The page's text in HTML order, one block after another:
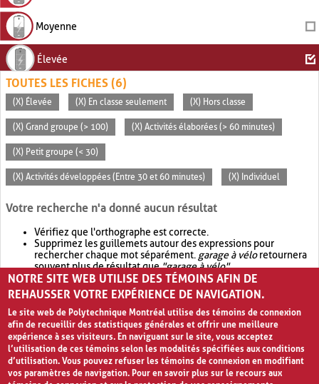
Moyenne
Élevée
TOUTES LES FICHES (6)
(X) Élevée (X) En classe seulement (X) Hors classe
(X) Grand groupe (> 100) (X) Activités élaborées (> 60 minutes)
(X) Petit groupe (< 30)
(X) Activités développées (Entre 30 et 60 minutes) (X) Individuel
Votre recherche n'a donné aucun résultat
Vérifiez que l'orthographe est correcte.
Supprimez les guillemets autour des expressions pour
rechercher chaque mot séparément. garage à véloretournera
souvent plus de résultat que"garage à vélo".
Envisagez d'élargir votre recherche avec OR.garage OR vélo
retournera souvent plus de résultat quegarage à vélo
NOTRE SITE WEB UTILISE DES TÉMOINS AFIN DE
REHAUSSER VOTRE EXPÉRIENCE DE NAVIGATION.
Le site web de Polytechnique Montréal utilise des témoins de connexion
afin de recueillir des statistiques générales et offrir une meilleure
expérience à ses visiteurs. En naviguant sur le site, vous acceptez
l’utilisation de ces témoins selon les modalités spécifiées aux conditions
d’utilisation. Vous pouvez refuser les témoins de connexion en modifiant
vos paramètres de navigation. Pour en savoir plus sur le recours aux